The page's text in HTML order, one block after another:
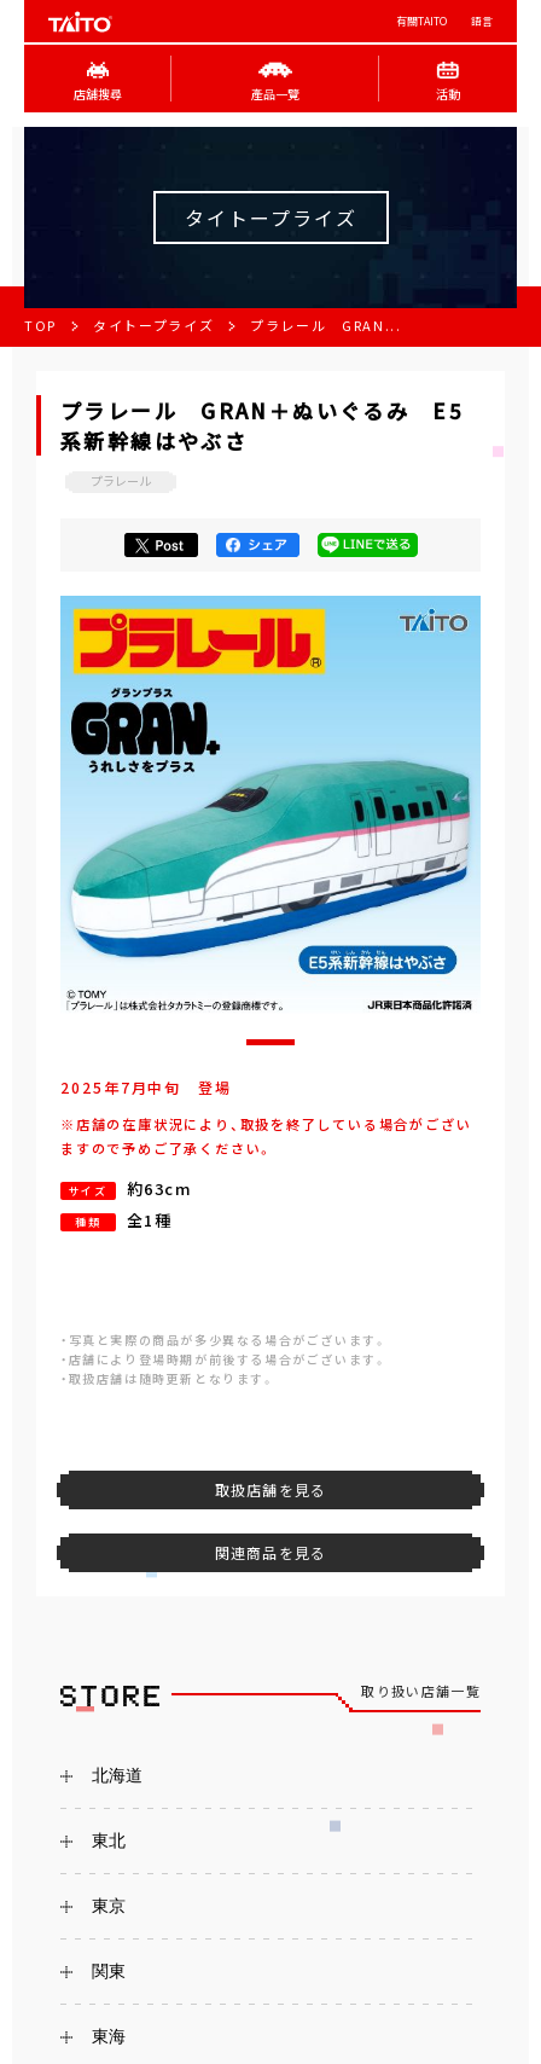
有關TAITO 語言
店舖搜尋 產品一覽 活動
タイトープライズ
TOP タイトープライズ プラレール GRAN...
プラレール GRAN＋ぬいぐるみ E5
系新幹線はやぶさ
プラレール
2025年7月中旬 登場
※店舗の在庫状況により、取扱を終了している場合がござい
ますので予めご了承ください。
サイズ 約63cm
種類 全1種
・写真と実際の商品が多少異なる場合がございます。
・店舗により登場時期が前後する場合がございます。
・取扱店舗は随時更新となります。
取扱店舗を見る
関連商品を見る
取り扱い店舗一覧
北海道
東北
東京
関東
東海